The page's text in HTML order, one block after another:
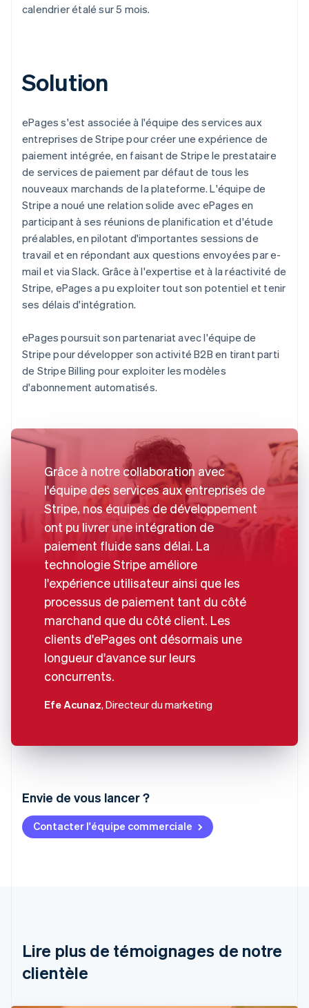
Envie de vous lancer ?
Contacter l'équipe commerciale
calendrier étalé sur 5 mois.
Solution
ePages s'est associée à l'équipe des services aux
entreprises de Stripe pour créer une expérience de
paiement intégrée, en faisant de Stripe le prestataire
de services de paiement par défaut de tous les
nouveaux marchands de la plateforme. L'équipe de
Stripe a noué une relation solide avec ePages en
participant à ses réunions de planification et d'étude
préalables, en pilotant d'importantes sessions de
travail et en répondant aux questions envoyées par e-
mail et via Slack. Grâce à l'expertise et à la réactivité de
Stripe, ePages a pu exploiter tout son potentiel et tenir
ses délais d'intégration.
ePages poursuit son partenariat avec l'équipe de
Stripe pour développer son activité B2B en tirant parti
de Stripe Billing pour exploiter les modèles
d'abonnement automatisés.
Grâce à notre collaboration avec
l'équipe des services aux entreprises de
Stripe, nos équipes de développement
ont pu livrer une intégration de
paiement fluide sans délai. La
technologie Stripe améliore
l'expérience utilisateur ainsi que les
processus de paiement tant du côté
marchand que du côté client. Les
clients d'ePages ont désormais une
longueur d'avance sur leurs
concurrents.
Efe Acunaz, Directeur du marketing
Lire plus de témoignages de notre
clientèle
Allemagne
Brésil
PortuguêsEnglish
Bulgarie